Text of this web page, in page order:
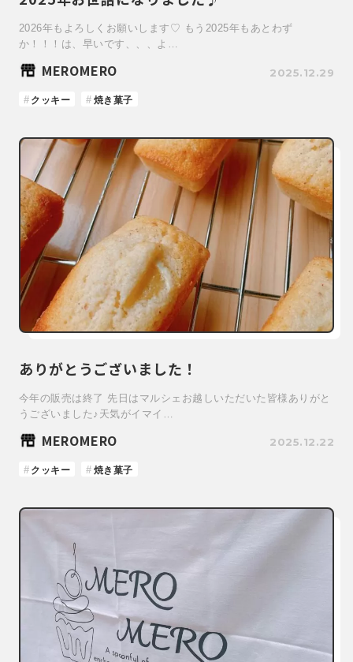
2026年もよろしくお願いします♡ もう2025年もあとわず
か！！！は、早いです、、、よ…
MEROMERO 2025.12.29
クッキー 焼き菓子
ありがとうございました！
今年の販売は終了 先日はマルシェお越しいただいた皆様ありがと
うございました♪天気がイマイ…
MEROMERO 2025.12.22
クッキー 焼き菓子